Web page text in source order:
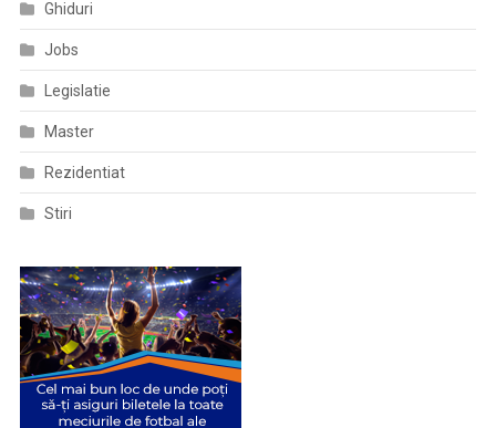
Ghiduri
Jobs
Legislatie
Master
Rezidentiat
Stiri